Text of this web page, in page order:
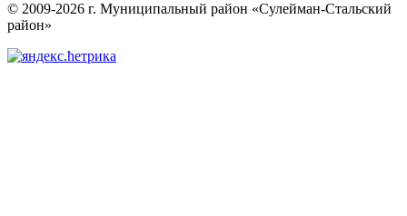
© 2009-2026 г. Муниципальный район «Сулейман-Стальский
район»